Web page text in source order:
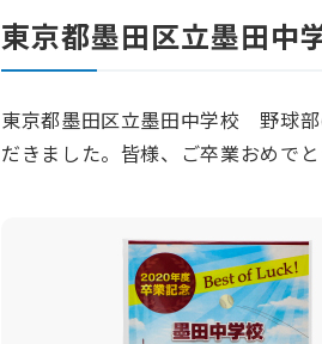
東京都墨田区立墨田
東京都墨田区立墨田中学校 野球
だきました。皆様、ご卒業おめでと